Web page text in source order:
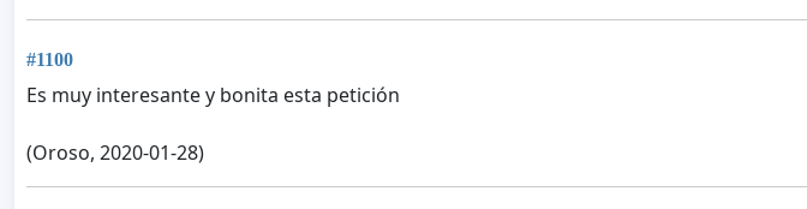
#1100
Es muy interesante y bonita esta petición
(Oroso, 2020-01-28)